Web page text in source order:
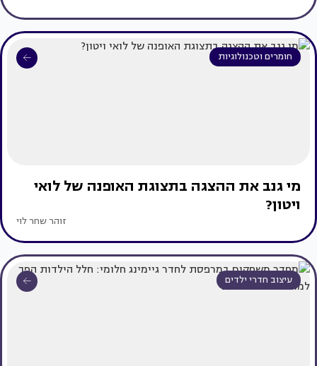
חומרים וטכנולוגיות
מי גנב את ההצגה בתצוגת האופנה של לואי
ויטון?
זוהר שחר לוי
עיצוב חדרי ילדים